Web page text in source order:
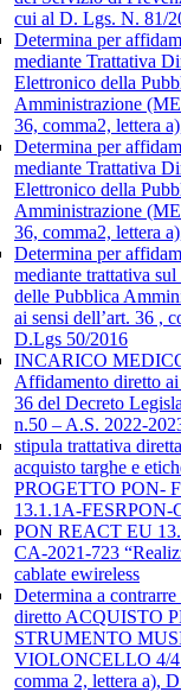
cui al D. Lgs. N. 81/
Determina per
mediante Trattativa
Elettronico della
Amministrazione
36, comma2, lettera
Determina per
mediante Trattativa
Elettronico della
Amministrazione
36, comma2, lettera
Determina per
mediante trattativa
delle Pubblica
ai sensi dell’art. 36 ,
D.Lgs 50/2016
INCARICO
Affidamento diretto
36 del Decreto
n.50 – A.S. 2022-
stipula trattativa
acquisto targhe e
PROGETTO PON-
13.1.1A-FESRPON-
PON REACT EU
CA-2021-723
cablate ewireless
Determina a
diretto ACQUISTO
STRUMENTO
VIOLONCELLO 4/4
comma 2, lettera a),